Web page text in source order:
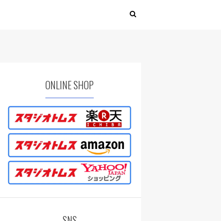
ONLINE SHOP